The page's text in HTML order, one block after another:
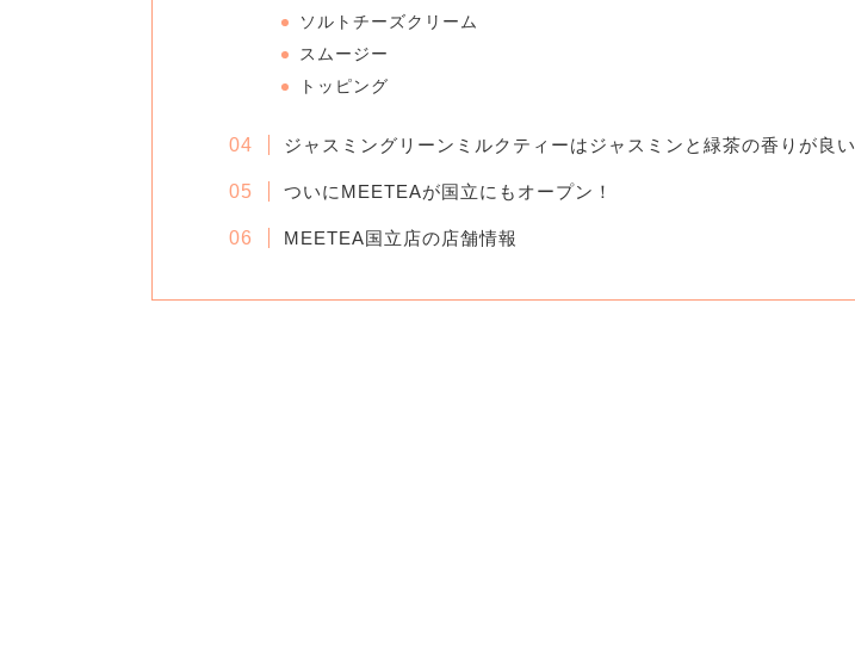
ソルトチーズクリーム
スムージー
トッピング
ジャスミングリーンミルクティーはジャスミンと緑茶の香りが良い
ついにMEETEAが国立にもオープン！
MEETEA国立店の店舗情報